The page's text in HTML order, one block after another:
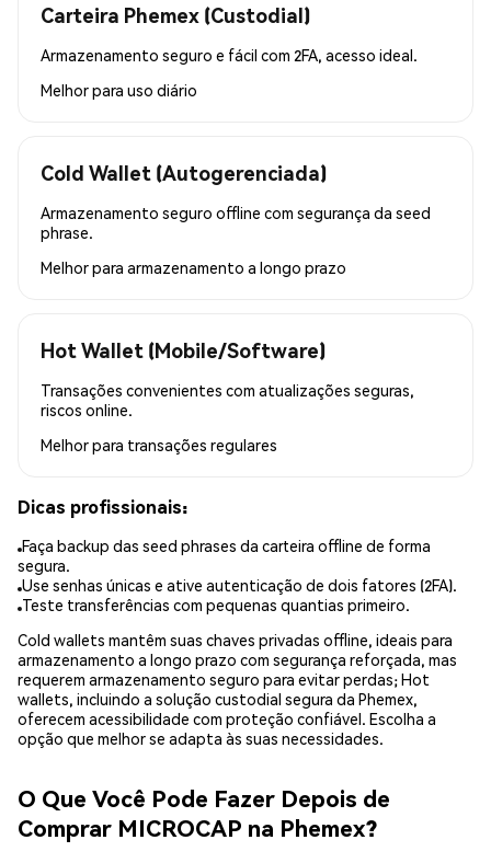
Carteira Phemex (Custodial)
Armazenamento seguro e fácil com 2FA, acesso ideal.
Melhor para uso diário
Cold Wallet (Autogerenciada)
Armazenamento seguro offline com segurança da seed
phrase.
Melhor para armazenamento a longo prazo
Hot Wallet (Mobile/Software)
Transações convenientes com atualizações seguras,
riscos online.
Melhor para transações regulares
Dicas profissionais:
Faça backup das seed phrases da carteira offline de forma
segura.
Use senhas únicas e ative autenticação de dois fatores (2FA).
Teste transferências com pequenas quantias primeiro.
Cold wallets mantêm suas chaves privadas offline, ideais para
armazenamento a longo prazo com segurança reforçada, mas
requerem armazenamento seguro para evitar perdas; Hot
wallets, incluindo a solução custodial segura da Phemex,
oferecem acessibilidade com proteção confiável. Escolha a
opção que melhor se adapta às suas necessidades.
O Que Você Pode Fazer Depois de
Comprar MICROCAP na Phemex?